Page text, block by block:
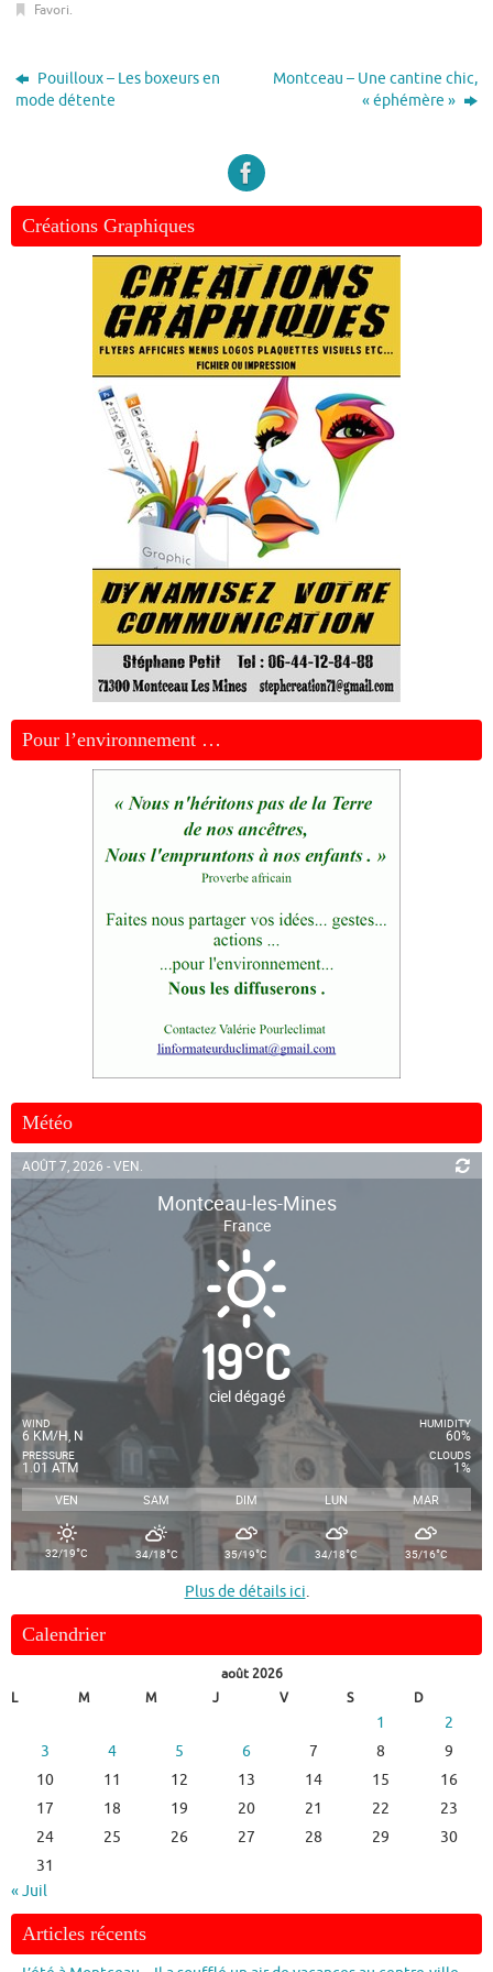
Favori.
Pouilloux – Les boxeurs en
mode détente
Montceau – Une cantine chic,
« éphémère »
Créations Graphiques
Pour l’environnement …
Météo
AOÛT 7, 2026 - VEN.
Montceau-les-Mines
France
19°C
ciel dégagé
WIND
6 KM/H, N
PRESSURE
1.01 ATM
HUMIDITY
60%
CLOUDS
1%
VEN SAM DIM LUN MAR
32/19°C 34/18°C 35/19°C 34/18°C 35/16°C
Plus de détails ici.
Calendrier
août 2026
L
M M J V S D
1
2
3
4 5 6 7 8
9
10
11 12 13 14 15
16
17
18 19 20 21 22
23
24
25 26 27 28 29
30
31
« Juil
Articles récents